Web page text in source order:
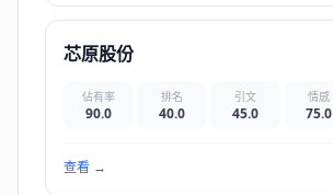
芯原股份
佔有率
90.0
排名
40.0
引文
45.0
情感
75.0
查看 →